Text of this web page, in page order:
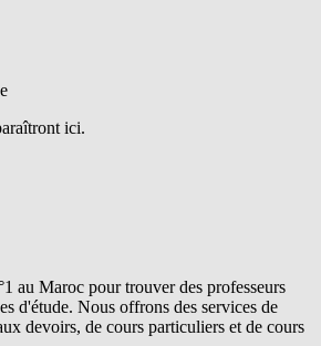
ici.
au Maroc pour trouver des professeurs
d'étude. Nous offrons des services de
devoirs, de cours particuliers et de cours